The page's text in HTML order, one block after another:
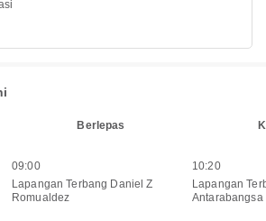
Berlepas
09:00
Lapangan Terbang Daniel Z
Romualdez
10:20
Lapangan